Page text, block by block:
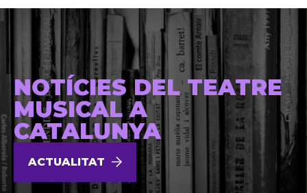
NOTÍCIES DEL TEATRE
MUSICAL A
CATALUNYA
ACTUALITAT